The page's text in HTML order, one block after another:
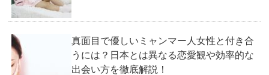
真面目で優しいミャンマー人女性と付き合
うには？日本とは異なる恋愛観や効率的な
出会い方を徹底解説！